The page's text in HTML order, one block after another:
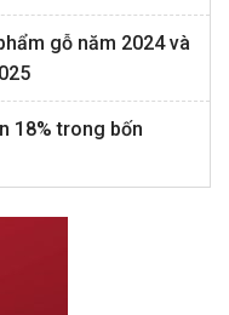
gỗ năm 2024 và
18% trong bốn